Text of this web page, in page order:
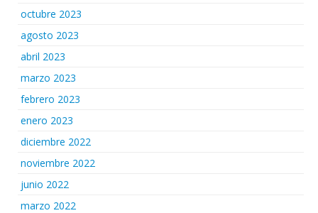
octubre 2023
agosto 2023
abril 2023
marzo 2023
febrero 2023
enero 2023
diciembre 2022
noviembre 2022
junio 2022
marzo 2022